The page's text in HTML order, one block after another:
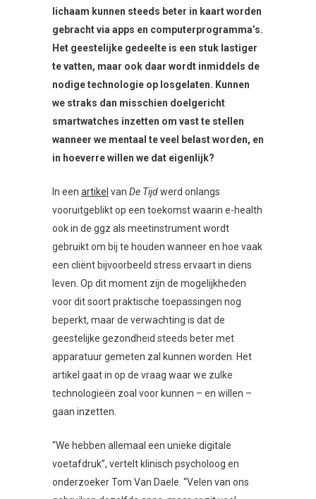
lichaam kunnen steeds beter in kaart worden
gebracht via apps en computerprogramma’s.
Het geestelijke gedeelte is een stuk lastiger
te vatten, maar ook daar wordt inmiddels de
nodige technologie op losgelaten. Kunnen
we straks dan misschien doelgericht
smartwatches inzetten om vast te stellen
wanneer we mentaal te veel belast worden, en
in hoeverre willen we dat eigenlijk?
In een artikel van De Tijdwerd onlangs
vooruitgeblikt op een toekomst waarin e-health
ook in de ggz als meetinstrument wordt
gebruikt om bij te houden wanneer en hoe vaak
een cliënt bijvoorbeeld stress ervaart in diens
leven. Op dit moment zijn de mogelijkheden
voor dit soort praktische toepassingen nog
beperkt, maar de verwachting is dat de
geestelijke gezondheid steeds beter met
apparatuur gemeten zal kunnen worden. Het
artikel gaat in op de vraag waar we zulke
technologieën zoal voor kunnen – en willen –
gaan inzetten.
“We hebben allemaal een unieke digitale
voetafdruk”, vertelt klinisch psycholoog en
onderzoeker Tom Van Daele. “Velen van ons